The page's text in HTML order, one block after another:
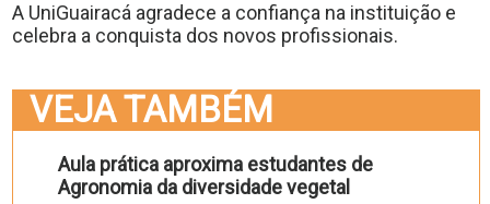
A UniGuairacá agradece a confiança na instituição e
celebra a conquista dos novos profissionais.
VEJA TAMBÉM
Aula prática aproxima estudantes de
Agronomia da diversidade vegetal